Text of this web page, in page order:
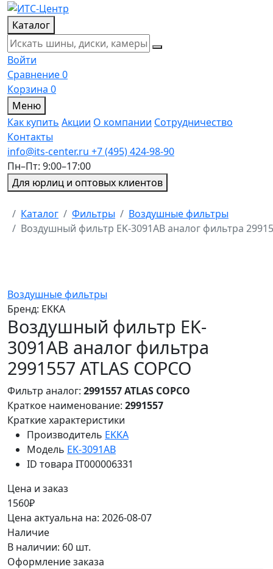
Каталог
Войти
Сравнение0
Корзина 0
Меню
Как купить Акции О компании Сотрудничество
Контакты
info@its-center.ru +7 (495) 424-98-90
Пн–Пт: 9:00–17:00
Для юрлиц и оптовых клиентов
Главная
Каталог Фильтры
Воздушные фильтры
Воздушный фильтр EK-3091AB аналог фильтра
Воздушные фильтры
Бренд: EKKA
Воздушный фильтр EK-
3091AB аналог фильтра
2991557 ATLAS COPCO
Фильтр аналог: 2991557 ATLAS COPCO
Краткое наименование: 2991557
Краткие характеристики
Производитель EKKA
Модель EK-3091AB
ID товара IT000006331
Цена и заказ
1560₽
Цена актуальна на: 2026-08-07
Наличие
В наличии: 60 шт.
Оформление заказа